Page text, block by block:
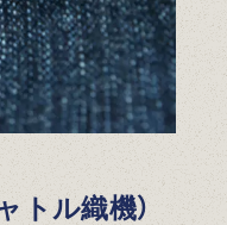
トル織機）